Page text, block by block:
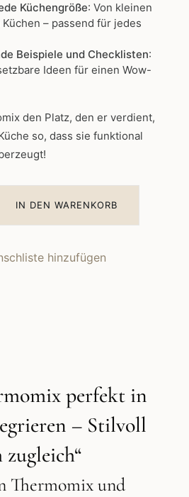
Küchengröße: Von kleinen
– passend für jedes
Beispiele und Checklisten:
Ideen für einen Wow-
den Platz, den er verdient,
so, dass sie funktional
IN DEN WARENKORB
hinzufügen
perfekt in
– Stilvoll
Thermomix und